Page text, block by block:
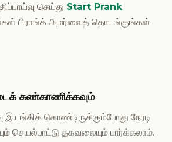
செய்து Start Prank
பிராங்க் அமர்வைத் தொடங்குங்கள்.
கண்காணிக்கவும்
இயங்கிக் கொண்டிருக்கும்போது நேரடி
செயல்பாட்டு தகவலையும் பார்க்கலாம்.